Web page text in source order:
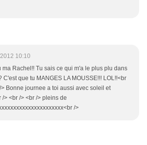
10:10
ma Rachel!! Tu sais ce qui m'a le plus plu dans
C'est que tu MANGES LA MOUSSE!!! LOL!!<br
> Bonne journee a toi aussi avec soleil et
/> <br /> <br /> pleins de
/>